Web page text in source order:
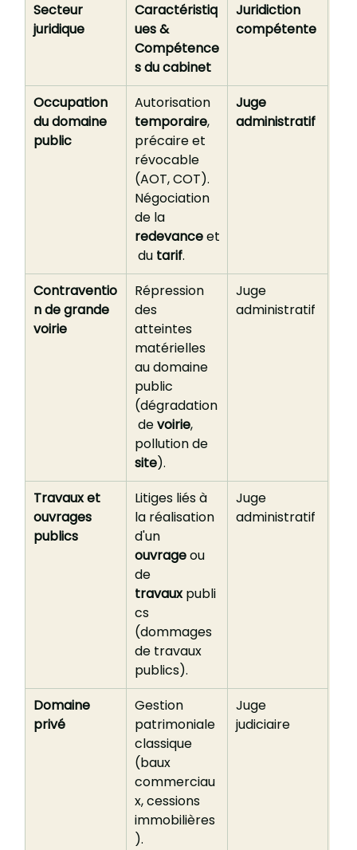
Secteur
juridique
Caractéristiq
ues &
Compétence
s du cabinet
Juridiction
compétente
Occupation
du domaine
public
Autorisation
temporaire,
précaire et
révocable
(AOT, COT).
Négociation
de la
redevance et
du tarif.
Juge
administratif
Contraventio
n de grande
voirie
Répression
des
atteintes
matérielles
au domaine
public
(dégradation
de voirie,
pollution de
site).
Juge
administratif
Travaux et
ouvrages
publics
Litiges liés à
la réalisation
d'un
ouvrage ou
de
travaux publi
cs
(dommages
de travaux
publics).
Juge
administratif
Domaine
privé
Gestion
patrimoniale
classique
(baux
commerciau
x, cessions
immobilières
).
Juge
judiciaire